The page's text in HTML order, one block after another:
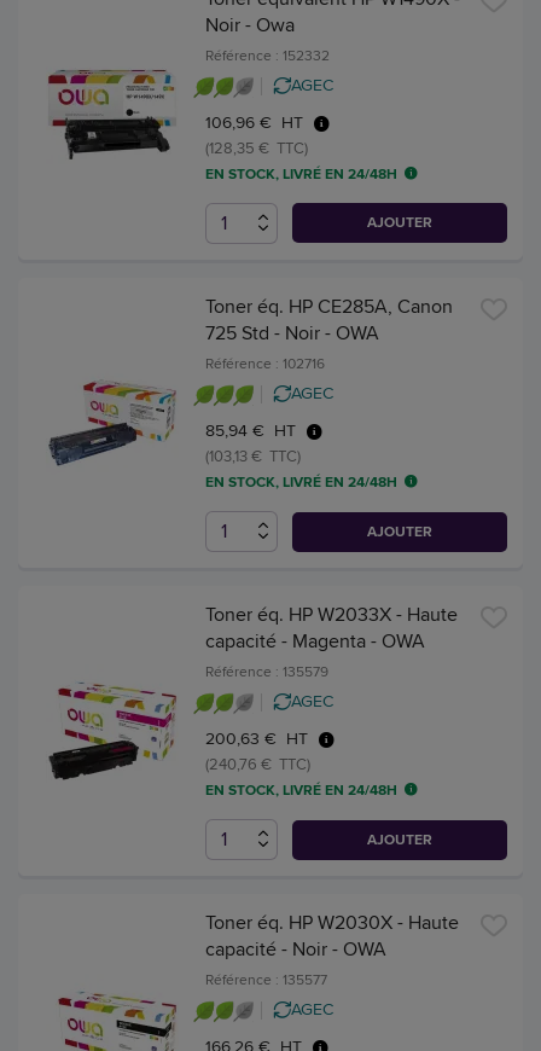
Noir - Owa
Référence : 152332
AGEC
106,96 € HT
(128,35 € TTC)
EN STOCK, LIVRÉ EN 24/48H
AJOUTER
Toner éq. HP CE285A, Canon
725 Std - Noir - OWA
Référence : 102716
AGEC
85,94 € HT
(103,13 € TTC)
EN STOCK, LIVRÉ EN 24/48H
AJOUTER
Toner éq. HP W2033X - Haute
capacité - Magenta - OWA
Référence : 135579
AGEC
200,63 € HT
(240,76 € TTC)
EN STOCK, LIVRÉ EN 24/48H
AJOUTER
Toner éq. HP W2030X - Haute
capacité - Noir - OWA
Référence : 135577
AGEC